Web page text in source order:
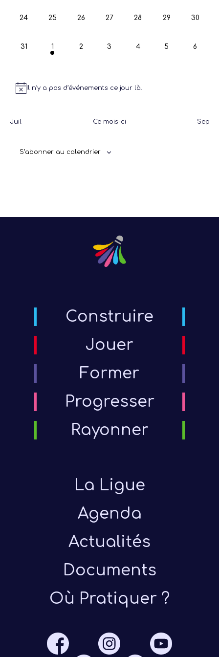
0
24
0
25
0
26
0
27
0
28
0
29
0
30
0
évènement,
31
1
évènement,
1
0
2
0
3
0
4
0
5
0
6
Il n’y a pas d’événements ce jour là.
Juil Ce mois-ci Sep
S’abonner au calendrier
Construire
Jouer
Former
Progresser
Rayonner
La Ligue
Agenda
Actualités
Documents
Où Pratiquer ?